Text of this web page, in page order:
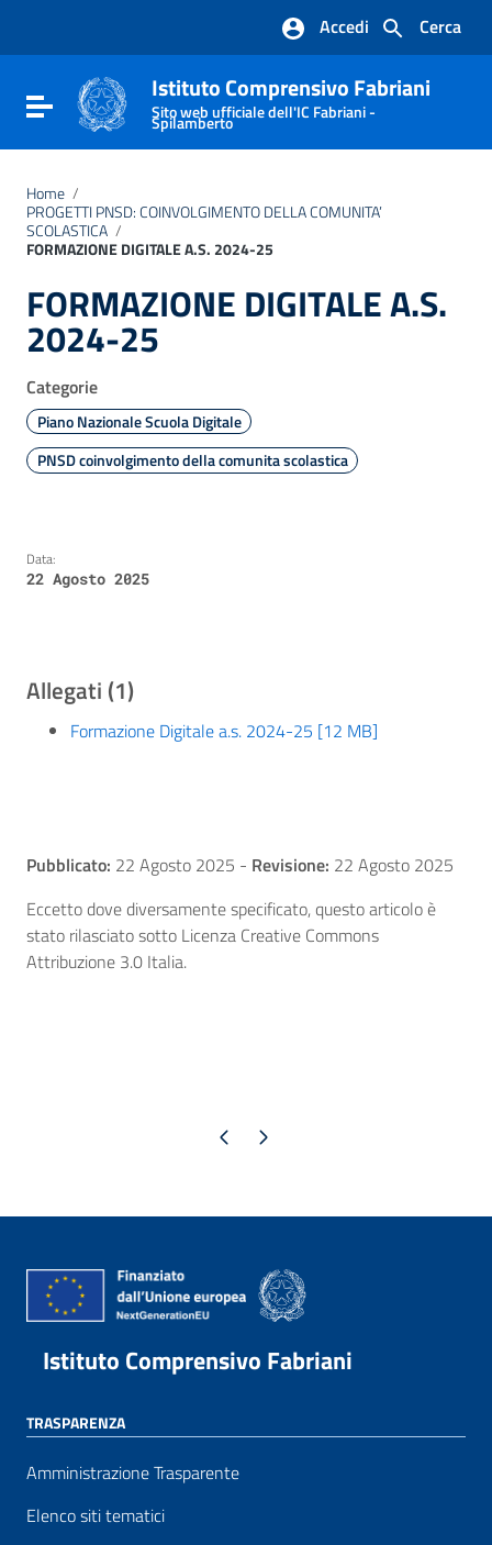
Vai al footer
Cerca
Accedi
Attiva / disattiva la navigazione
Istituto Comprensivo Fabriani
Sito web ufficiale dell'IC Fabriani -
Spilamberto
Home /
PROGETTI PNSD: COINVOLGIMENTO DELLA COMUNITA’
SCOLASTICA /
FORMAZIONE DIGITALE A.S. 2024-25
FORMAZIONE DIGITALE A.S.
2024-25
Categorie
Piano Nazionale Scuola Digitale
PNSD coinvolgimento della comunita scolastica
Data:
22 Agosto 2025
Allegati (1)
Formazione Digitale a.s. 2024-25 [12 MB]
Pubblicato: 22 Agosto 2025 - Revisione: 22 Agosto 2025
Eccetto dove diversamente specificato, questo articolo è
stato rilasciato sotto Licenza Creative Commons
Attribuzione 3.0 Italia.
Pagina precedente
Pagina successiva
Istituto Comprensivo Fabriani
TRASPARENZA
Amministrazione Trasparente
Elenco siti tematici